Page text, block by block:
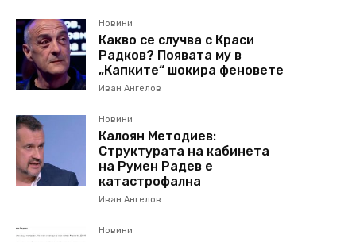
Новини
Какво се случва с Краси
Радков? Появата му в
„Капките“ шокира феновете
Иван Ангелов
Новини
Калоян Методиев:
Структурата на кабинета
на Румен Радев е
катастрофална
Иван Ангелов
Новини